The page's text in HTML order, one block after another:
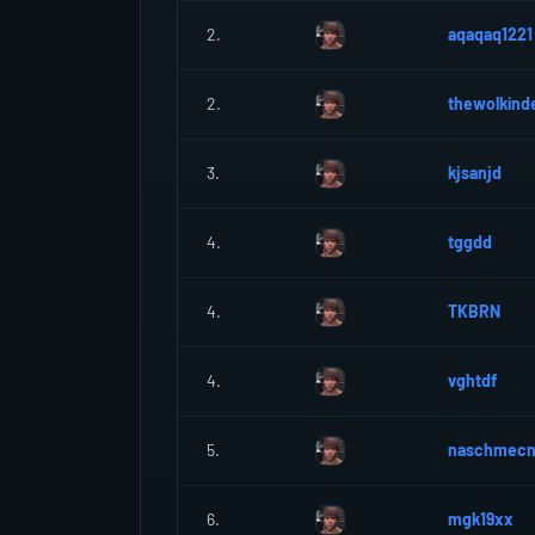
2. aqaqaq1221
2.
3. kjsanjd
4. tggdd
4. TKBRN
4. vghtdf
5.
6. mgk19xx